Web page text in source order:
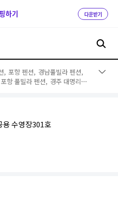
하기 다운받기
, 포항 펜션, 경남풀빌라 펜션,
포항 풀빌라 펜션, 경주 대명리조
,
용 수영장301호